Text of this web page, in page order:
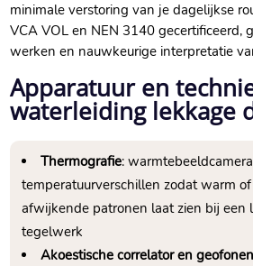
minimale verstoring van je dagelijkse
VCA VOL en NEN 3140 gecertificeerd,
werken en nauwkeurige interpretatie
Apparatuur en
waterleiding lekkage
Thermografie:
temperatuurverschillen zodat warm
afwijkende patronen laat zien bij een
tegelwerk
Akoestische correlator en geofonen